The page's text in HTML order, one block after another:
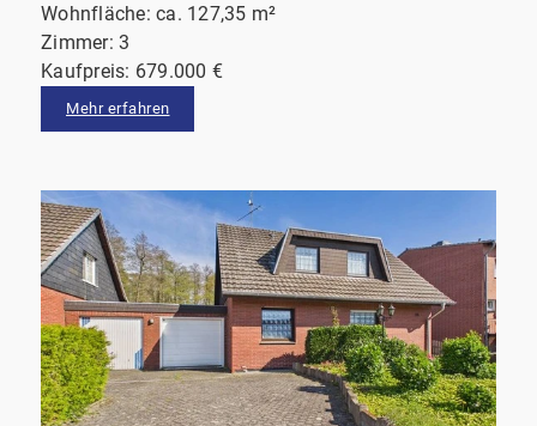
Wohnfläche: ca. 127,35 m²
Zimmer: 3
Kaufpreis: 679.000 €
Mehr erfahren